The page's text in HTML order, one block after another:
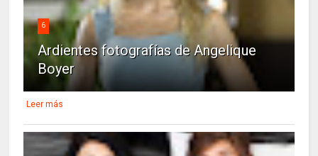
6
Ardientes fotografías de Angelique
Boyer
Leer más